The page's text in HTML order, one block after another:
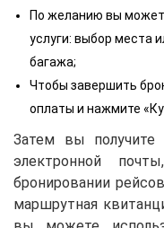
По желанию вы
услуги: выбор места
багажа;
Чтобы завершить
оплаты и нажмите
Затем вы получите
электронной
бронировании
маршрутная